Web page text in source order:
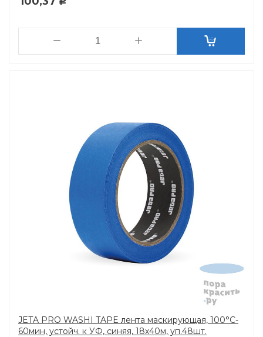
JETA PRO WASHI TAPE лента маскирующая, 100°C-
60мин, устойч. к УФ, синяя, 18х40м, уп.48шт.